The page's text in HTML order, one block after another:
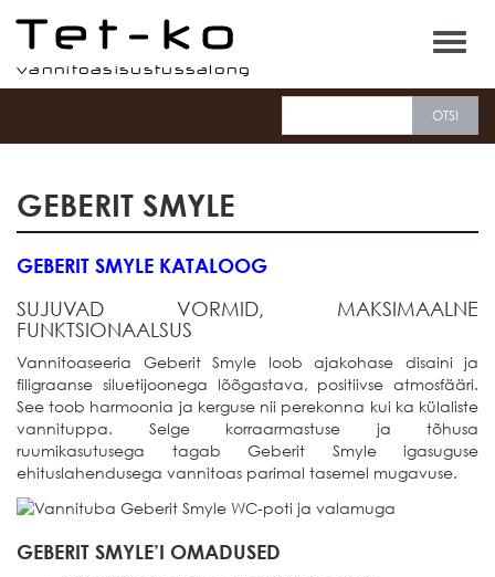
Tet-ko
GEBERIT SMYLE
GEBERIT SMYLE KATALOOG
SUJUVAD VORMID, MAKSIMAALNE
FUNKTSIONAALSUS
Vannitoaseeria Geberit Smyle loob ajakohase disaini ja
filigraanse siluetijoonega lõõgastava, positiivse atmosfääri.
See toob harmoonia ja kerguse nii perekonna kui ka külaliste
vannituppa. Selge korraarmastuse ja tõhusa
ruumikasutusega tagab Geberit Smyle igasuguse
ehituslahendusega vannitoas parimal tasemel mugavuse.
GEBERIT SMYLE’I OMADUSED